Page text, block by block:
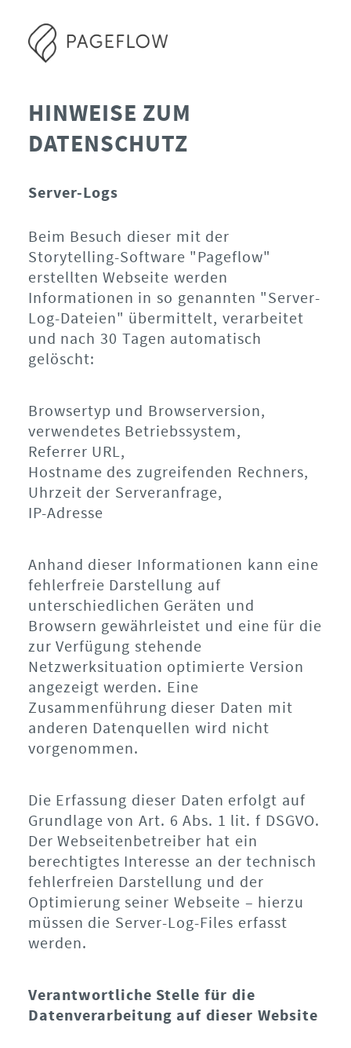
HINWEISE ZUM
DATENSCHUTZ
Server-Logs
Beim Besuch dieser mit der
Storytelling-Software "Pageflow"
erstellten Webseite werden
Informationen in so genannten "Server-
Log-Dateien" übermittelt, verarbeitet
und nach 30 Tagen automatisch
gelöscht:
Browsertyp und Browserversion,
verwendetes Betriebssystem,
Referrer URL,
Hostname des zugreifenden Rechners,
Uhrzeit der Serveranfrage,
IP-Adresse
Anhand dieser Informationen kann eine
fehlerfreie Darstellung auf
unterschiedlichen Geräten und
Browsern gewährleistet und eine für die
zur Verfügung stehende
Netzwerksituation optimierte Version
angezeigt werden. Eine
Zusammenführung dieser Daten mit
anderen Datenquellen wird nicht
vorgenommen.
Die Erfassung dieser Daten erfolgt auf
Grundlage von Art. 6 Abs. 1 lit. f DSGVO.
Der Webseitenbetreiber hat ein
berechtigtes Interesse an der technisch
fehlerfreien Darstellung und der
Optimierung seiner Webseite – hierzu
müssen die Server-Log-Files erfasst
werden.
Verantwortliche Stelle für die
Datenverarbeitung auf dieser Website